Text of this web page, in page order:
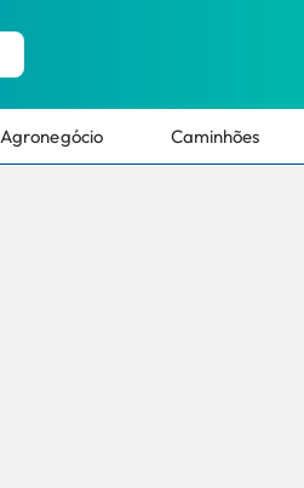
Agronegócio Caminhões